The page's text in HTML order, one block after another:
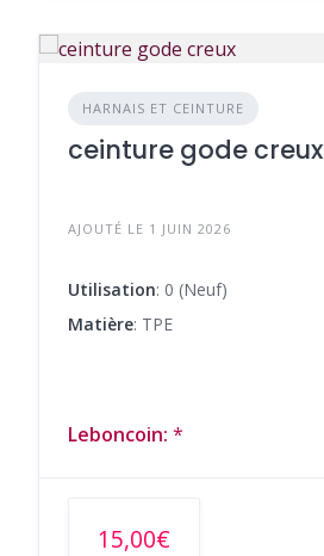
HARNAIS ET CEINTURE
ceinture gode creux
AJOUTÉ LE 1 JUIN 2026
Utilisation: 0 (Neuf)
Matière: TPE
Leboncoin: *
15,00€